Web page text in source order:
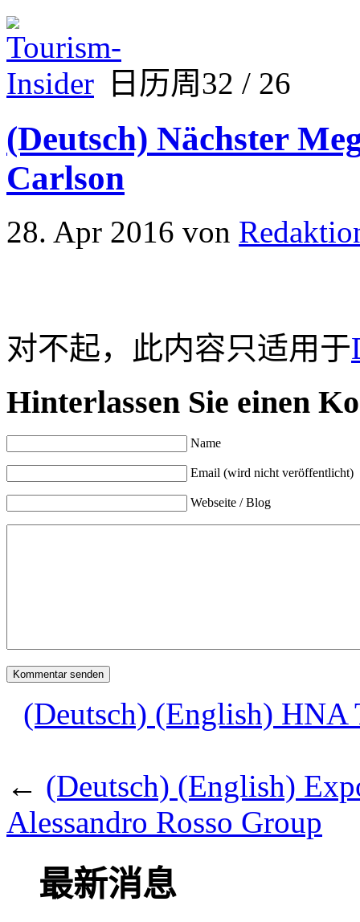
日历周32 / 26
(Deutsch) Nächster
Carlson
28. Apr 2016 von
对不起，此内容只适用于
Hinterlassen Sie einen
Name
Email (wird nicht veröffentlicht)
Webseite / Blog
(Deutsch) (English) HNA
← (Deutsch) (English)
Alessandro Rosso Group
最新消息